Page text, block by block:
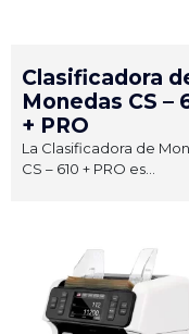
Clasificadora
Monedas CS –
+ PRO
La Clasificadora de
CS – 610 + PRO es...